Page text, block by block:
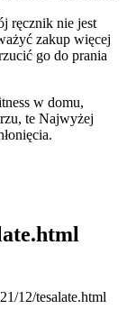
ręcznik nie jest
zakup więcej
go do prania
w domu,
te Najwyżej